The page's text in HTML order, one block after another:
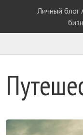
Личный блог